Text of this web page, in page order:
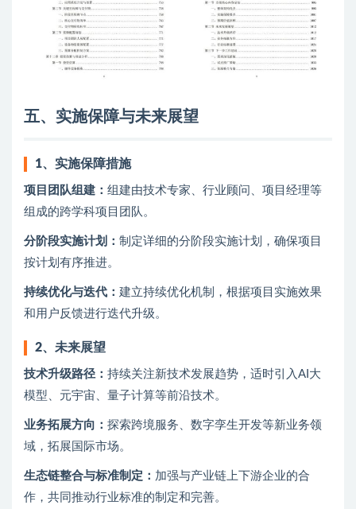
五、实施保障与未来展望
1、 实施保障措施
项目团队组建： 组建由技术专家、行业顾问、项目经理等
组成的跨学科项目团队。
分阶段实施计划： 制定详细的分阶段实施计划，确保项目
按计划有序推进。
持续优化与迭代： 建立持续优化机制，根据项目实施效果
和用户反馈进行迭代升级。
2、 未来展望
技术升级路径： 持续关注新技术发展趋势，适时引入AI大
模型、元宇宙、量子计算等前沿技术。
业务拓展方向： 探索跨境服务、数字孪生开发等新业务领
域，拓展国际市场。
生态链整合与标准制定： 加强与产业链上下游企业的合
作，共同推动行业标准的制定和完善。